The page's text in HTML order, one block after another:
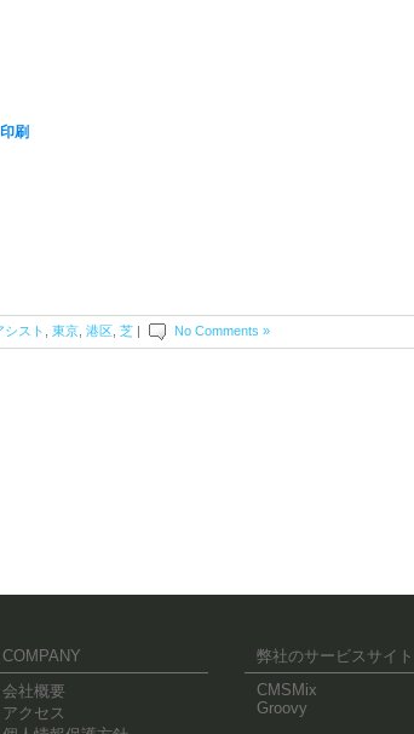
刷
シスト 東京 港区 芝 | No Comments »
COMPANY
会社概要
アクセス
弊社のサービスサイト
CMSMix
Groovy